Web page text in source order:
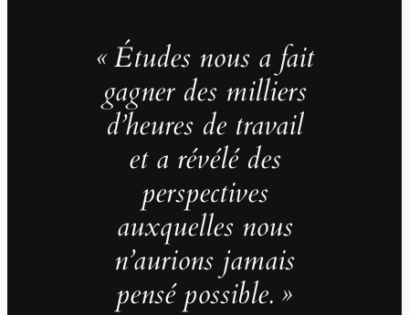
« Études nous a fait
gagner des milliers
d’heures de travail
et a révélé des
perspectives
auxquelles nous
n’aurions jamais
pensé possible. »